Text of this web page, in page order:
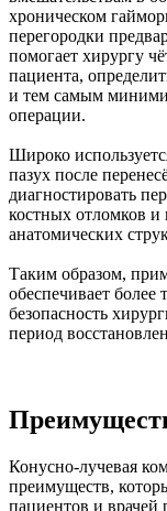
хроническом
перегородки
помогает хирургу
пациента,
и тем самым
операции.
Широко
пазух после
диагностировать
костных отломков и
анатомических
Таким образом,
обеспечивает
безопасность
период
Конусно-лучевая
преимуществ,
пациентов и врачей